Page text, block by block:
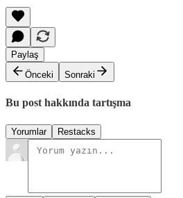
Paylaş
Önceki
Sonraki
Bu post hakkında tartışma
Yorumlar Restacks